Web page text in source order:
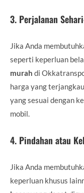
3. Perjalanan
Jika Anda
seperti keperluan
murah di
harga yang
yang sesuai dengan
mobil.
4. Pindahan atau
Jika Anda
keperluan khusus